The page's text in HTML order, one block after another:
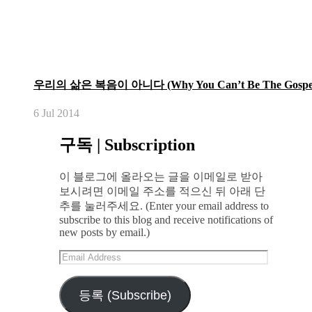
우리의 삶은 복음이 아니다 (Why You Can’t Be The
6 Jul 2014
구독 | Subscription
이 블로그에 올라오는 글을 이메일로 받아
보시려면 이메일 주소를 적으신 뒤 아래 단
추를 눌러주세요. (Enter your email address to
subscribe to this blog and receive notifications of
new posts by email.)
Email
Address
등록 (Subscribe)